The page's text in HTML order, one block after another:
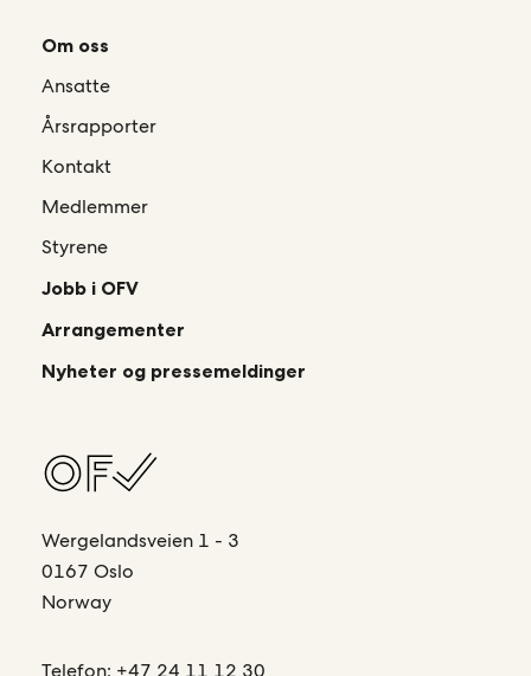
Om oss
Ansatte
Årsrapporter
Kontakt
Medlemmer
Styrene
Jobb i OFV
Arrangementer
Nyheter og pressemeldinger
Wergelandsveien 1 - 3
0167 Oslo
Norway
Telefon: +47 24 11 12 30